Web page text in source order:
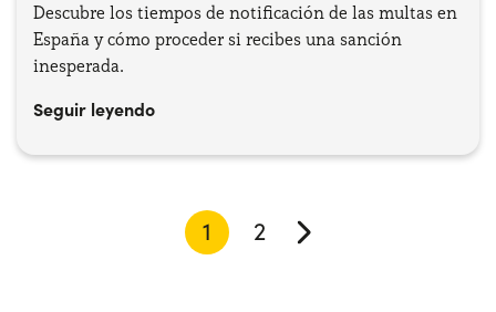
Descubre los tiempos de notificación de las multas en
España y cómo proceder si recibes una sanción
inesperada.
Seguir leyendo
1 2